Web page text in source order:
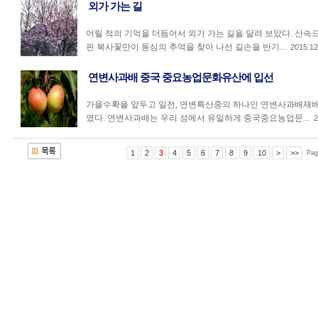
외가 가는 길
어릴 적의 기억을 더듬어서 외가 가는 길을 달려 보았다. 산속
핀 복사꽃만이 동심의 추억을 찾아 나선 길손을 반기...
연변사과배 중국 중요농업문화유산에 입선
가을수확을 앞두고 일전, 연변특산중의 하나인 연변사과배재
였다. 연변사과배는 우리 성에서 유일하게 중국중요농업문...
1 2 3 4 5 6 7 8 9 10 > >>